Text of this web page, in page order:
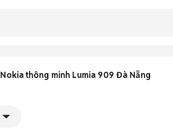
Nokia thông minh Lumia 909 Đà Nẵng